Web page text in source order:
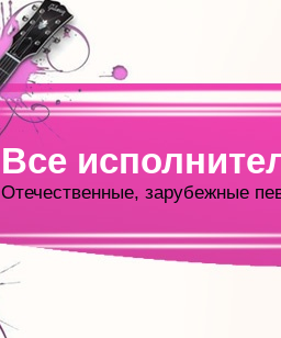
Все
Отечественные, зарубежные